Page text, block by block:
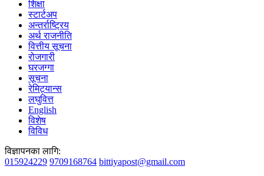
शिक्षा
स्टार्टअप
अन्तर्राष्ट्रिय
अर्थ राजनीति
वित्तीय सूचना
रोजगारी
घरजग्गा
सूचना
रेमिट्यान्स
लघुवित्त
English
विशेष
विविध
विज्ञापनका लागि:
015924229 9709168764 bittiyapost@gmail.com